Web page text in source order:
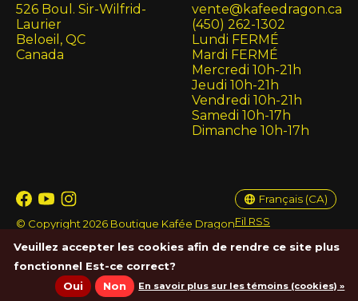
526 Boul. Sir-Wilfrid-
Laurier
Beloeil, QC
Canada
vente@kafeedragon.ca
(450) 262-1302
Lundi FERMÉ
Mardi FERMÉ
Mercredi 10h-21h
Jeudi 10h-21h
Vendredi 10h-21h
Samedi 10h-17h
Dimanche 10h-17h
© Copyright 2026 Boutique Kafée DragonFil RSS
Français (CA)
English (US)
Veuillez accepter les cookies afin de rendre ce site plus
fonctionnel Est-ce correct?
Oui
Non En savoir plus sur les témoins (cookies) »